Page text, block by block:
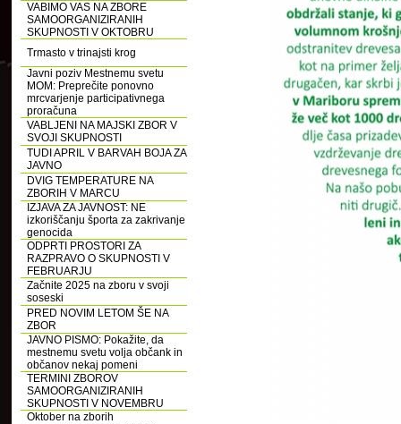
VABIMO VAS NA ZBORE
SAMOORGANIZIRANIH
SKUPNOSTI V OKTOBRU
Trmasto v trinajsti krog
Javni poziv Mestnemu svetu
MOM: Preprečite ponovno
mrcvarjenje participativnega
proračuna
VABLJENI NA MAJSKI ZBOR V
SVOJI SKUPNOSTI
TUDI APRIL V BARVAH BOJA ZA
JAVNO
DVIG TEMPERATURE NA
ZBORIH V MARCU
IZJAVA ZA JAVNOST: NE
izkoriščanju športa za zakrivanje
genocida
ODPRTI PROSTORI ZA
RAZPRAVO O SKUPNOSTI V
FEBRUARJU
Začnite 2025 na zboru v svoji
soseski
PRED NOVIM LETOM ŠE NA
ZBOR
JAVNO PISMO: Pokažite, da
mestnemu svetu volja občank in
občanov nekaj pomeni
TERMINI ZBOROV
SAMOORGANIZIRANIH
SKUPNOSTI V NOVEMBRU
Oktober na zborih